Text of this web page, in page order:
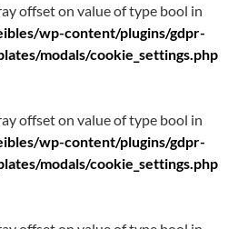
offset on value of type bool in
wp-content/plugins/gdpr-
modals/cookie_settings.php
offset on value of type bool in
wp-content/plugins/gdpr-
modals/cookie_settings.php